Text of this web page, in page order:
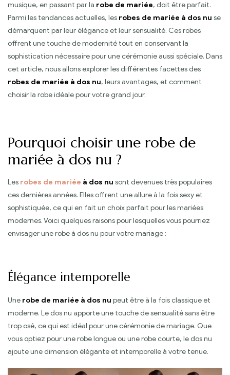
musique, en passant par la robe de mariée, doit être parfait.
Parmi les tendances actuelles, les robes de mariée à dos nu se
démarquent par leur élégance et leur sensualité. Ces robes
offrent une touche de modernité tout en conservant la
sophistication nécessaire pour une cérémonie aussi spéciale. Dans
cet article, nous allons explorer les différentes facettes des
robes de mariée à dos nu, leurs avantages, et comment
choisir la robe idéale pour votre grand jour.
Pourquoi choisir une robe de
mariée à dos nu ?
Les robes de mariée à dos nu sont devenues très populaires
ces dernières années. Elles offrent une allure à la fois sexy et
sophistiquée, ce qui en fait un choix parfait pour les mariées
modernes. Voici quelques raisons pour lesquelles vous pourriez
envisager une robe à dos nu pour votre mariage :
Élégance intemporelle
Une robe de mariée à dos nu peut être à la fois classique et
moderne. Le dos nu apporte une touche de sensualité sans être
trop osé, ce qui est idéal pour une cérémonie de mariage. Que
vous optiez pour une robe longue ou une robe courte, le dos nu
ajoute une dimension élégante et intemporelle à votre tenue.